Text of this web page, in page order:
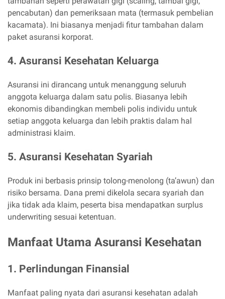
pencabutan) dan pemeriksaan mata (termasuk pembelian
kacamata). Ini biasanya menjadi fitur tambahan dalam
paket asuransi korporat.
4. Asuransi Kesehatan Keluarga
Asuransi ini dirancang untuk menanggung seluruh
anggota keluarga dalam satu polis. Biasanya lebih
ekonomis dibandingkan membeli polis individu untuk
setiap anggota keluarga dan lebih praktis dalam hal
administrasi klaim.
5. Asuransi Kesehatan Syariah
Produk ini berbasis prinsip tolong-menolong (ta’awun) dan
risiko bersama. Dana premi dikelola secara syariah dan
jika tidak ada klaim, peserta bisa mendapatkan surplus
underwriting sesuai ketentuan.
Manfaat Utama Asuransi Kesehatan
1. Perlindungan Finansial
Manfaat paling nyata dari asuransi kesehatan adalah